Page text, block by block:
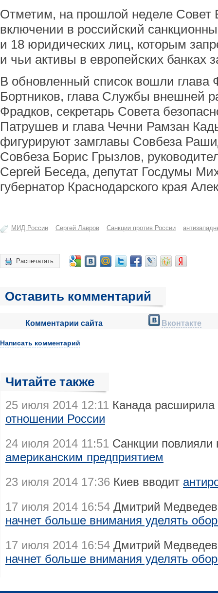
Отметим, на прошлой неделе
включении в российский
и 18 юридических лиц, которым
и чьи активы в европейских банках
В обновленный список вошли глава
Бортников, глава Службы внешней
Фрадков, секретарь Совета
Патрушев и глава Чечни Рамзан
фигурируют замглавы Совбеза
Совбеза Борис Грызлов,
Сергей Беседа, депутат Госдумы
губернатор Краснодарского края
МИД России Сергей Лавров Санкции против России
Распечатать
Оставить комментарий
Комментарии сайта Вконтакте
Написать комментарий
Читайте также
25 июля 2014 12:11 Канада
отношении России
24 июля 2014 11:51 Санкции повлияли
американским предприятием
23 июля 2014 17:36 Киев вводит
17 июля 2014 16:54 Дмитрий
начнет больше внимания уделять
17 июля 2014 16:54 Дмитрий
начнет больше внимания уделять